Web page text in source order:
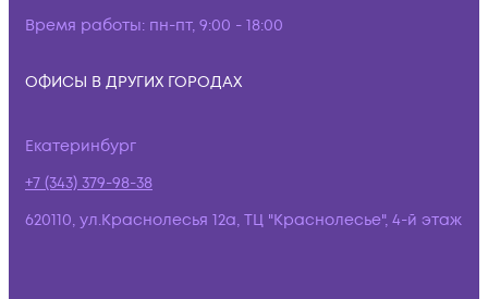
Время работы: пн-пт, 9:00 - 18:00
ОФИСЫ В ДРУГИХ ГОРОДАХ
Екатеринбург
+7 (343) 379-98-38
620110, ул.Краснолесья 12а, ТЦ "Краснолесье", 4-й этаж